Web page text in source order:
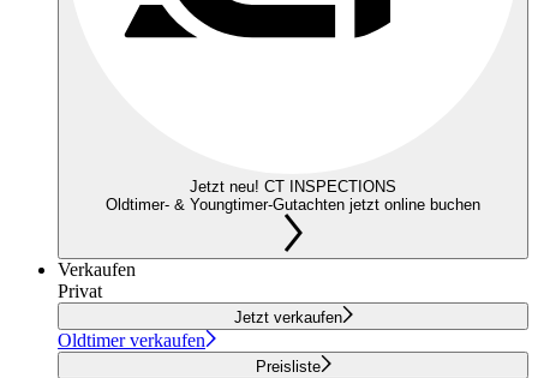
Jetzt neu! CT INSPECTIONS
Oldtimer- & Youngtimer-Gutachten jetzt online buchen
Verkaufen
Privat
Jetzt verkaufen
Oldtimer verkaufen
Preisliste